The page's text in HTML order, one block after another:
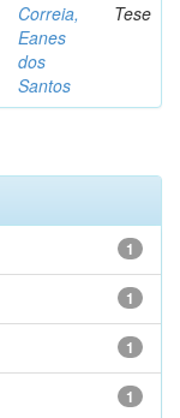
Correia,
Eanes
dos
Santos
Tese
1
1
1
1